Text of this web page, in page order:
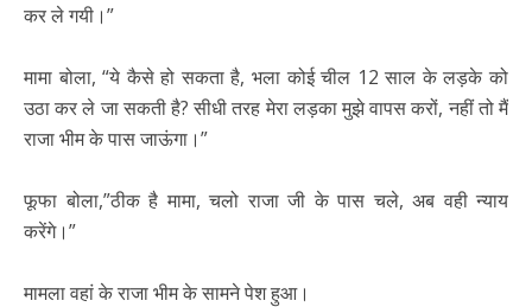
कर ले गयी।”
मामा बोला, “ये कैसे हो सकता है, भला कोई चील 12 साल के लड़के को
उठा कर ले जा सकती है? सीधी तरह मेरा लड़का मुझे वापस करों, नहीं तो मैं
राजा भीम के पास जाऊंगा।”
फूफा बोला,”ठीक है मामा, चलो राजा जी के पास चले, अब वही न्याय
करेंगे।”
मामला वहां के राजा भीम के सामने पेश हुआ।